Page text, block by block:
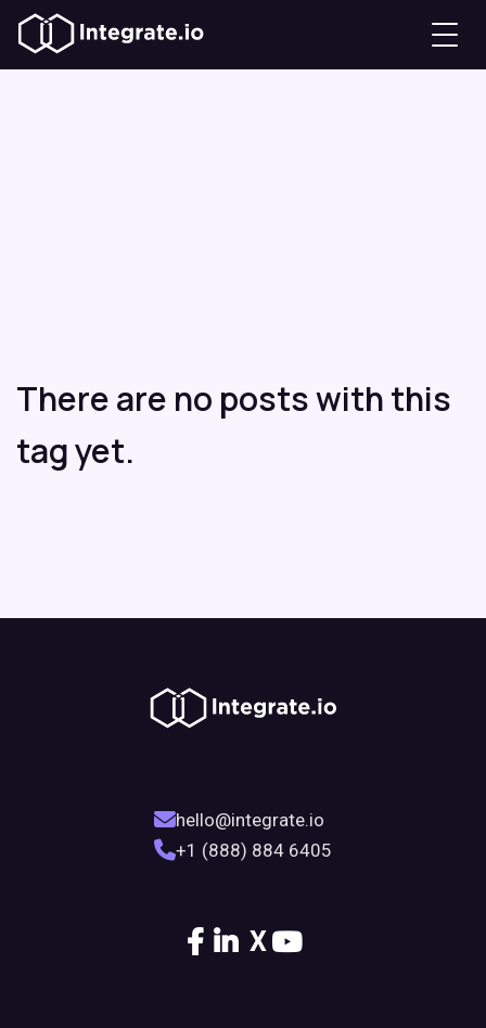
There are no posts with this
tag yet.
hello@integrate.io
+1 (888) 884 6405
X